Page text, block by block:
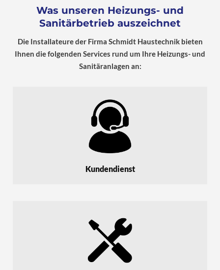
Was unseren Heizungs- und
Sanitärbetrieb auszeichnet
Die Installateure der Firma Schmidt Haustechnik bieten
Ihnen die folgenden Services rund um Ihre Heizungs- und
Sanitäranlagen an:
Kundendienst